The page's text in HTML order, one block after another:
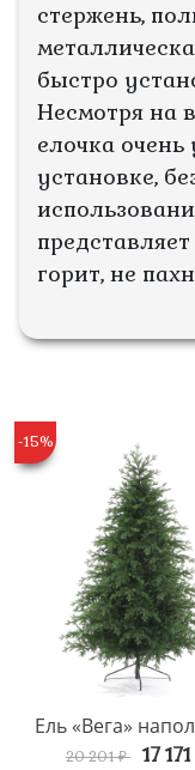
стержень,
быстро
Несмотря на
елочка очень
установке,
горит, не
-15%
Ель «Вега»
20 201 ₽ 17